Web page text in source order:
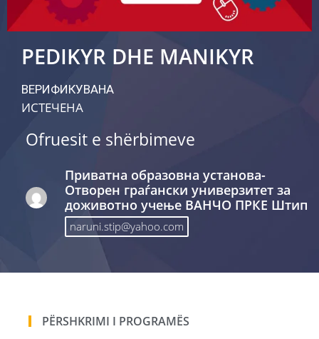
PEDIKYR DHE MANIKYR
ВЕРИФИКУВАНА
ИСТЕЧЕНА
Ofruesit e shërbimeve
Приватна образовна установа-
Отворен граѓански универзитет за
доживотно учење ВАНЧО ПРКЕ Штип
naruni.stip@yahoo.com
PËRSHKRIMI I PROGRAMËS